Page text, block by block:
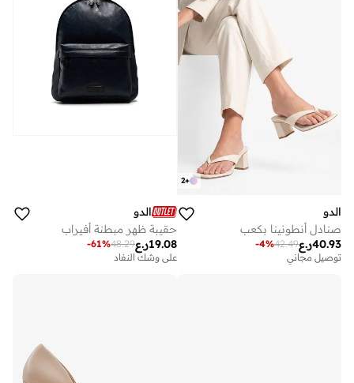
+
2
الدو
صنادل أنطونينا بكعب
ر.ع40.93
42.49
-4%
توصيل مجاني
الدو
حقيبة ظهر مبطنة أفيراب
ر.ع19.08
48.29
-61%
على وشك النفاد